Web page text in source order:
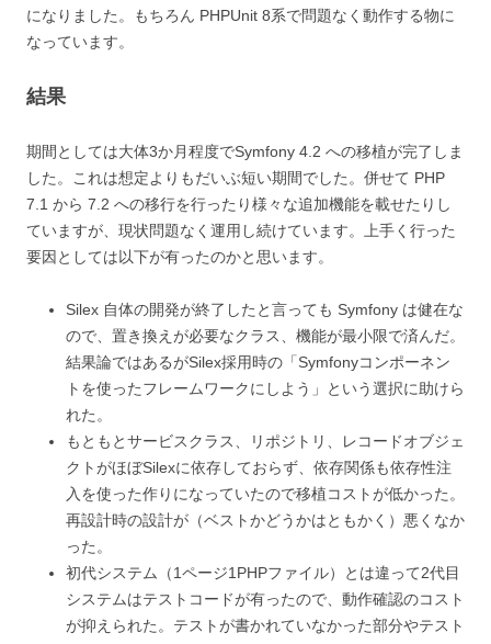
になりました。もちろん PHPUnit 8系で問題なく動作する物に
なっています。
結果
期間としては大体3か月程度でSymfony 4.2 への移植が完了しま
した。これは想定よりもだいぶ短い期間でした。併せて PHP
7.1 から 7.2 への移行を行ったり様々な追加機能を載せたりし
ていますが、現状問題なく運用し続けています。上手く行った
要因としては以下が有ったのかと思います。
Silex 自体の開発が終了したと言っても Symfony は健在な
ので、置き換えが必要なクラス、機能が最小限で済んだ。
結果論ではあるがSilex採用時の「Symfonyコンポーネン
トを使ったフレームワークにしよう」という選択に助けら
れた。
もともとサービスクラス、リポジトリ、レコードオブジェ
クトがほぼSilexに依存しておらず、依存関係も依存性注
入を使った作りになっていたので移植コストが低かった。
再設計時の設計が（ベストかどうかはともかく）悪くなか
った。
初代システム（1ページ1PHPファイル）とは違って2代目
システムはテストコードが有ったので、動作確認のコスト
が抑えられた。テストが書かれていなかった部分やテスト